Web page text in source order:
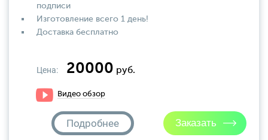
подписи
Изготовление всего 1 день!
Доставка бесплатно
Цена: 20000 руб.
Видео обзор
Подробнее